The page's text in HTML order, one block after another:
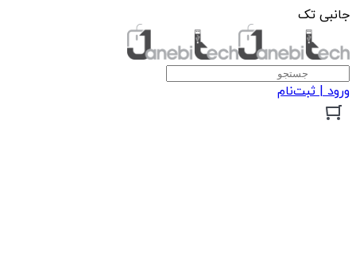
جانبی تک
ورود | ثبت‌نام